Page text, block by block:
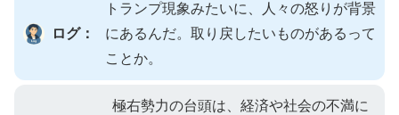
ログ：
トランプ現象みたいに、人々の怒りが背景
にあるんだ。取り戻したいものがあるって
ことか。
極右勢力の台頭は、経済や社会の不満に